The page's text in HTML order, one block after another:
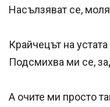
Насълзяват се,
Крайчецът на
Подсмихва ми се,
А очите ми просто